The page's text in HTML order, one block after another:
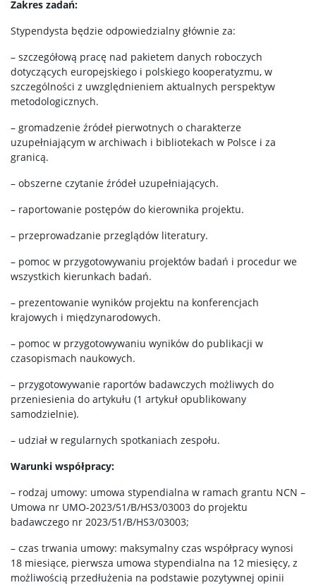
Zakres zadań:
Stypendysta będzie odpowiedzialny głównie za:
– szczegółową pracę nad pakietem danych roboczych
dotyczących europejskiego i polskiego kooperatyzmu, w
szczególności z uwzględnieniem aktualnych perspektyw
metodologicznych.
– gromadzenie źródeł pierwotnych o charakterze
uzupełniającym w archiwach i bibliotekach w Polsce i za
granicą.
– obszerne czytanie źródeł uzupełniających.
– raportowanie postępów do kierownika projektu.
– przeprowadzanie przeglądów literatury.
– pomoc w przygotowywaniu projektów badań i procedur we
wszystkich kierunkach badań.
– prezentowanie wyników projektu na konferencjach
krajowych i międzynarodowych.
– pomoc w przygotowywaniu wyników do publikacji w
czasopismach naukowych.
– przygotowywanie raportów badawczych możliwych do
przeniesienia do artykułu (1 artykuł opublikowany
samodzielnie).
– udział w regularnych spotkaniach zespołu.
Warunki współpracy:
– rodzaj umowy: umowa stypendialna w ramach grantu NCN –
Umowa nr UMO-2023/51/B/HS3/03003 do projektu
badawczego nr 2023/51/B/HS3/03003;
– czas trwania umowy: maksymalny czas współpracy wynosi
18 miesiące, pierwsza umowa stypendialna na 12 miesięcy, z
możliwością przedłużenia na podstawie pozytywnej opinii